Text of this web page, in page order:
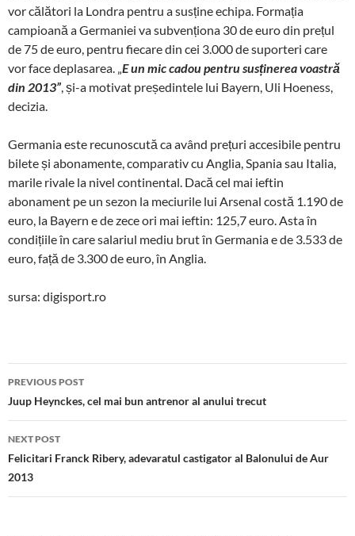
vor călători la Londra pentru a susține echipa. Formația
campioană a Germaniei va subvenționa 30 de euro din prețul
de 75 de euro, pentru fiecare din cei 3.000 de suporteri care
vor face deplasarea. „E un mic cadou pentru susținerea voastră
din 2013”, și-a motivat președintele lui Bayern, Uli Hoeness,
decizia.
Germania este recunoscută ca având prețuri accesibile pentru
bilete și abonamente, comparativ cu Anglia, Spania sau Italia,
marile rivale la nivel continental. Dacă cel mai ieftin
abonament pe un sezon la meciurile lui Arsenal costă 1.190 de
euro, la Bayern e de zece ori mai ieftin: 125,7 euro. Asta în
condițiile în care salariul mediu brut în Germania e de 3.533 de
euro, față de 3.300 de euro, în Anglia.
sursa: digisport.ro
Post
navigation
PREVIOUS POST
Juup Heynckes, cel mai bun antrenor al anului trecut
NEXT POST
Felicitari Franck Ribery, adevaratul castigator al Balonului de Aur
2013